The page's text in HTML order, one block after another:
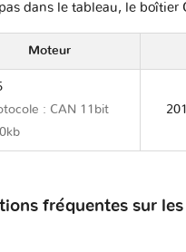
dans le tableau, le boîtier
Moteur
: CAN 11bit
fréquentes sur